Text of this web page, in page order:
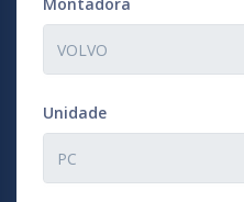
Unidade